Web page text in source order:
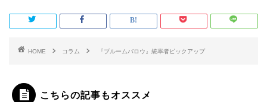
HOME コラム 『ブルームバロウ』統率者ピックアップ
こちらの記事もオススメ